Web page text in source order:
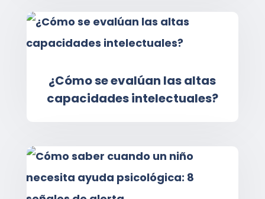
¿Cómo se evalúan las altas
capacidades intelectuales?